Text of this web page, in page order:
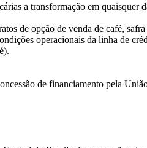
a transformação em
de opção de venda de café,
operacionais da linha de
de financiamento pela